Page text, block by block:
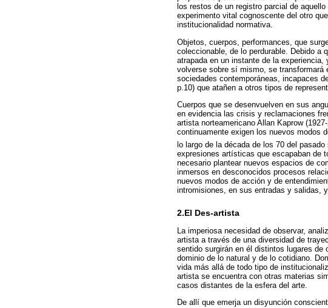
los restos de un registro parcial de
experimento vital cognoscente del otro
institucionalidad normativa.
Objetos, cuerpos, performances, que
coleccionable, de lo perdurable. Debido a
atrapada en un instante de la
volverse sobre sí mismo, se transformará
sociedades contemporáneas, incapaces
p.10) que atañen a otros tipos de
Cuerpos que se desenvuelven en sus
en evidencia las crisis y reclamaciones
artista norteamericano Allan Kaprow
continuamente exigen los nuevos modos
lo largo de la década de los 70 del
expresiones artísticas que escapaban de
necesario plantear nuevos espacios de
inmersos en desconocidos procesos
nuevos modos de acción y de
intromisiones, en sus entradas y salidas,
2.El Des-artista
La imperiosa necesidad de observar,
artista a través de una diversidad de
sentido surgirán en él distintos lugares de
dominio de lo natural y de lo cotidiano.
vida más allá de todo tipo de
artista se encuentra con otras materias
casos distantes de la esfera del arte.
De allí que emerja un disyunción